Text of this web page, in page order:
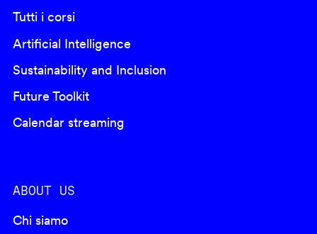
Tutti i corsi
Artificial Intelligence
Sustainability and Inclusion
Future Toolkit
Calendar streaming
ABOUT US
Chi siamo